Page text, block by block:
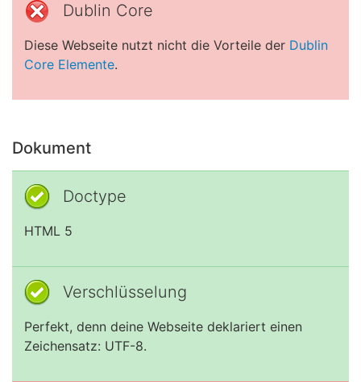
Dublin Core
Diese Webseite nutzt nicht die Vorteile der Dublin
Core Elemente.
Dokument
Doctype
HTML 5
Verschlüsselung
Perfekt, denn deine Webseite deklariert einen
Zeichensatz: UTF-8.